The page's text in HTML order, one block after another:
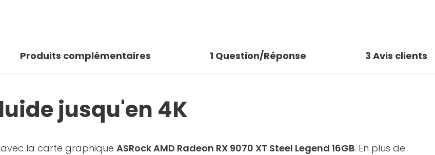
Produits complémentaires 1 Question/Réponse 3 Avis clients
jusqu'en 4K
avec la carte graphique ASRock AMD Radeon RX 9070 XT Steel Legend 16GB. En plus de